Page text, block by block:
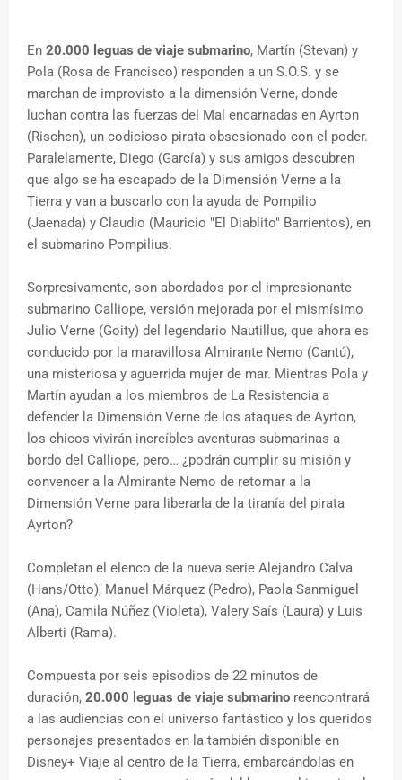
En 20.000 leguas de viaje submarino, Martín (Stevan) y
Pola (Rosa de Francisco) responden a un S.O.S. y se
marchan de improvisto a la dimensión Verne, donde
luchan contra las fuerzas del Mal encarnadas en Ayrton
(Rischen), un codicioso pirata obsesionado con el poder.
Paralelamente, Diego (García) y sus amigos descubren
que algo se ha escapado de la Dimensión Verne a la
Tierra y van a buscarlo con la ayuda de Pompilio
(Jaenada) y Claudio (Mauricio "El Diablito" Barrientos), en
el submarino Pompilius.
Sorpresivamente, son abordados por el impresionante
submarino Calliope, versión mejorada por el mismísimo
Julio Verne (Goity) del legendario Nautillus, que ahora es
conducido por la maravillosa Almirante Nemo (Cantú),
una misteriosa y aguerrida mujer de mar. Mientras Pola y
Martín ayudan a los miembros de La Resistencia a
defender la Dimensión Verne de los ataques de Ayrton,
los chicos vivirán increíbles aventuras submarinas a
bordo del Calliope, pero… ¿podrán cumplir su misión y
convencer a la Almirante Nemo de retornar a la
Dimensión Verne para liberarla de la tiranía del pirata
Ayrton?
Completan el elenco de la nueva serie Alejandro Calva
(Hans/Otto), Manuel Márquez (Pedro), Paola Sanmiguel
(Ana), Camila Núñez (Violeta), Valery Saís (Laura) y Luis
Alberti (Rama).
Compuesta por seis episodios de 22 minutos de
duración, 20.000 leguas de viaje submarino reencontrará
a las audiencias con el universo fantástico y los queridos
personajes presentados en la también disponible en
Disney+ Viaje al centro de la Tierra, embarcándolas en